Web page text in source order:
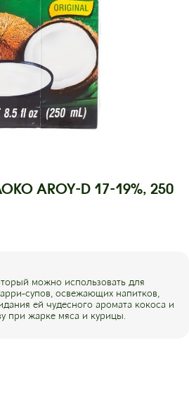
AROY-D 17-19%, 250
можно использовать для
супов, освежающих напитков,
ей чудесного аромата кокоса и
при жарке мяса и курицы.